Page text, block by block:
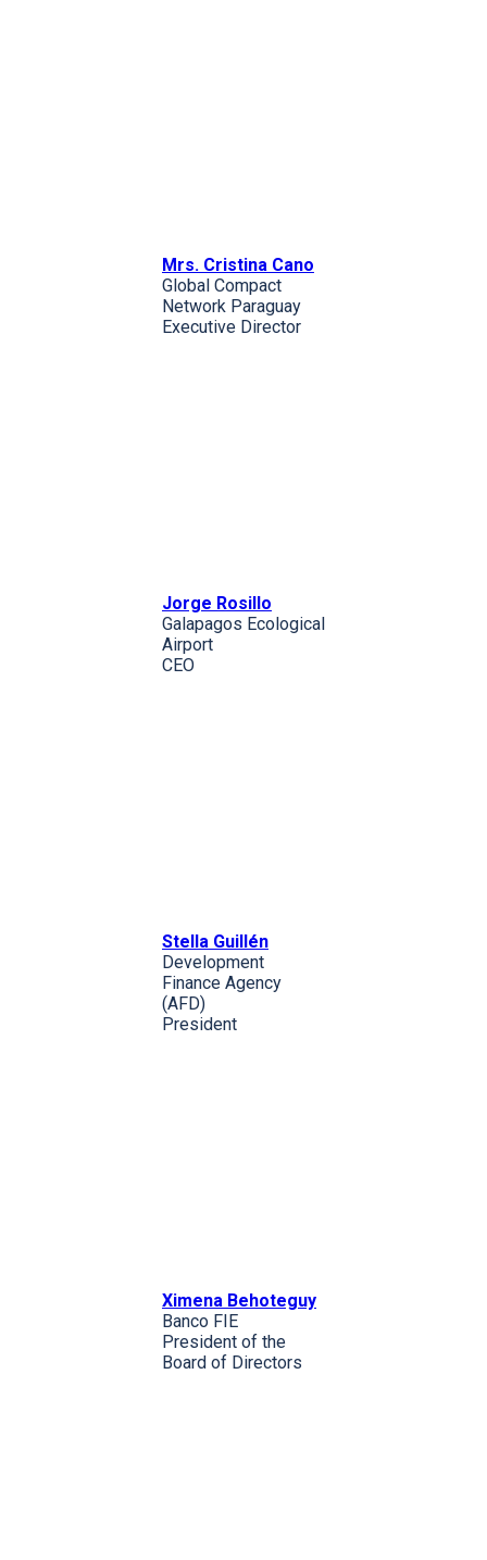
Mrs. Cristina Cano
Global Compact
Network Paraguay
Executive Director
Jorge Rosillo
Galapagos Ecological
Airport
CEO
Stella Guillén
Development
Finance Agency
(AFD)
President
Ximena Behoteguy
Banco FIE
President of the
Board of Directors